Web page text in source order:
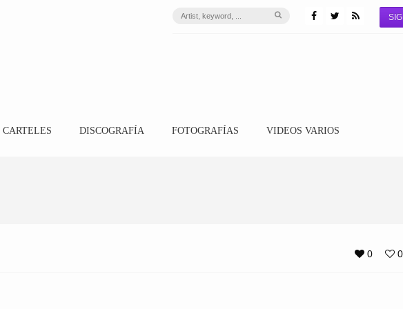
CARTELES DISCOGRAFÍA FOTOGRAFÍAS VIDEOS VARIOS
0 0